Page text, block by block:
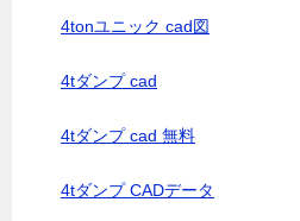
4tonユニック cad図
4tダンプ cad
4tダンプ cad 無料
4tダンプ CADデータ